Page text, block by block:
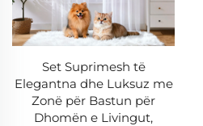
Set Suprimesh të
Elegantna dhe Luksuz me
Zonë për Bastun për
Dhomën e Livingut,